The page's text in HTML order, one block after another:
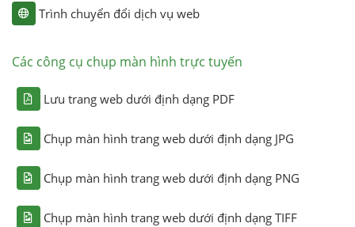
Trình chuyển đổi dịch vụ web
Các công cụ chụp màn hình trực tuyến
Lưu trang web dưới định dạng PDF
Chụp màn hình trang web dưới định dạng JPG
Chụp màn hình trang web dưới định dạng PNG
Chụp màn hình trang web dưới định dạng TIFF